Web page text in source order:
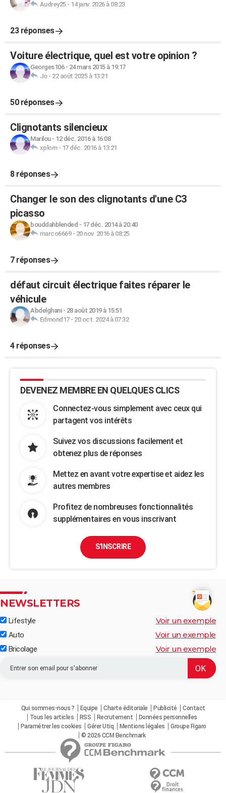
Audrey25- 14 janv. 2026 à 08:23
23 réponses
Voiture électrique, quel est votre opinion ?
Georges106- 24 mars 2015 à 19:17
Jo- 22 août 2025 à 13:21
50 réponses
Clignotants silencieux
Marilou- 12 déc. 2016 à 16:08
xplom- 17 déc. 2016 à 13:21
8 réponses
Changer le son des clignotants d'une C3
picasso
bouddahblended - 17 déc. 2014 à 20:40
marco6669- 20 nov. 2016 à 08:25
7 réponses
défaut circuit électrique faites réparer le
véhicule
Abdelghani- 28 août 2019 à 15:51
Edmond17- 20 oct. 2024 à 07:32
4 réponses
DEVENEZ MEMBRE EN QUELQUES CLICS
Connectez-vous simplement avec ceux qui
partagent vos intérêts
Suivez vos discussions facilement et
obtenez plus de réponses
Mettez en avant votre expertise et aidez les
autres membres
Profitez de nombreuses fonctionnalités
supplémentaires en vous inscrivant
S'INSCRIRE
NEWSLETTERS
Lifestyle Voir un exemple
Auto Voir un exemple
Bricolage Voir un exemple
Qui sommes-nous ? Equipe Charte éditoriale Publicité
Contact
Tous les articles
RSS Recrutement
Données personnelles
Paramétrer les cookies
Gérer Utiq Mentions légales
Groupe Figaro
© 2026 CCM Benchmark